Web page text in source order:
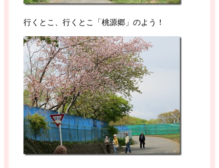
行くとこ、行くとこ「桃源郷」のよう！